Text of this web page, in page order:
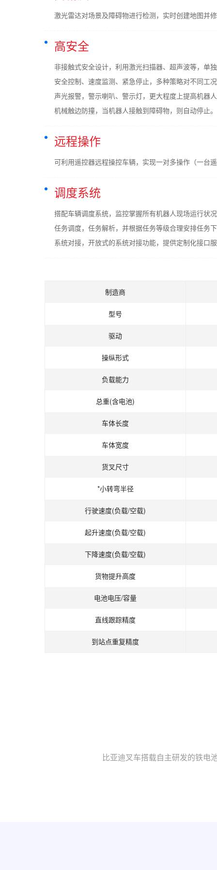
激光雷达对场景及障碍物进行检测，实时创建地图并
高安全
非接触式安全设计，利用激光扫描器、超声波等，单
安全控制、速度监测、紧急停止，多种策略对不同工
声光报警，警示喇叭、警示灯，更大程度上提高机器
机械触边防撞，当机器人接触到障碍物，则自动停止。
远程操作
可利用遥控器远程操控车辆，实现一对多操作（一台
调度系统
搭配车辆调度系统，监控掌握所有机器人现场运行状
任务调度，任务解析，并根据任务等级合理安排任务
系统对接，开放式的系统对接功能，提供定制化接口
制造商
型号
驱动
操纵形式
负载能力
总重(含电池)
车体长度
车体宽度
货叉尺寸
*小转弯半径
行驶速度(负载/空载)
起升速度(负载/空载)
下降速度(负载/空载)
货物提升高度
电池电压/容量
直线跟踪精度
到站点重复精度
比亚迪叉车搭载自主研发的铁电